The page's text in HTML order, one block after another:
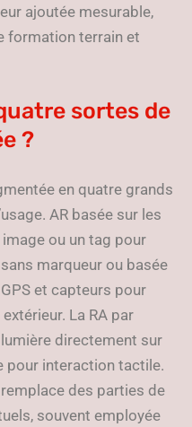
ajoutée mesurable,
formation terrain et
sortes de
?
en quatre grands
AR basée sur les
ou un tag pour
marqueur ou basée
et capteurs pour
La RA par
directement sur
pour interaction tactile.
des parties de
souvent employée